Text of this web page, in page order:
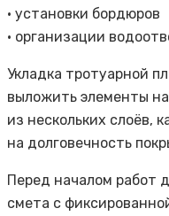
• установки бордюров
• организации
Укладка тротуарной
выложить элементы
из нескольких слоёв,
на долговечность
Перед началом работ
смета с